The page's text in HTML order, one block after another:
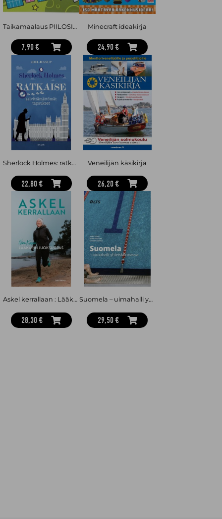
Taikamaalaus PIILOSILLA -puuhakirja 3-5 v
7,90 €
Minecraft ideakirja
24,90 €
Sherlock Holmes: ratkaise selvittämättömät tapaukset
22,80 €
Veneilijän käsikirja
26,20 €
Askel kerrallaan : Lääkärin juoksuopas
28,30 €
Suomela – uimahalli yhteiskunnassa
29,50 €